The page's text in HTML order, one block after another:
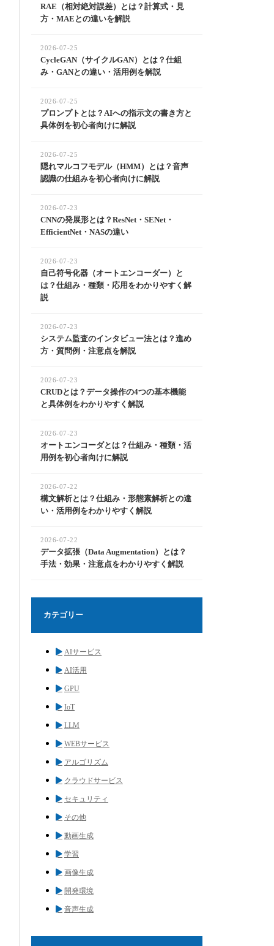
RAE（相対絶対誤差）とは？計算式・見
方・MAEとの違いを解説
CycleGAN（サイクルGAN）とは？仕組
み・GANとの違い・活用例を解説
2026-07-25
プロンプトとは？AIへの指示文の書き方と
具体例を初心者向けに解説
2026-07-25
隠れマルコフモデル（HMM）とは？音声
認識の仕組みを初心者向けに解説
2026-07-25
CNNの発展形とは？ResNet・SENet・
EfficientNet・NASの違い
2026-07-23
自己符号化器（オートエンコーダー）と
は？仕組み・種類・応用をわかりやすく解
説
2026-07-23
システム監査のインタビュー法とは？進め
方・質問例・注意点を解説
2026-07-23
CRUDとは？データ操作の4つの基本機能
と具体例をわかりやすく解説
2026-07-23
オートエンコーダとは？仕組み・種類・活
用例を初心者向けに解説
2026-07-23
構文解析とは？仕組み・形態素解析との違
い・活用例をわかりやすく解説
2026-07-22
データ拡張（Data Augmentation）とは？
手法・効果・注意点をわかりやすく解説
2026-07-22
カテゴリー
AIサービス
AI活用
GPU
IoT
LLM
WEBサービス
アルゴリズム
クラウドサービス
セキュリティ
その他
動画生成
学習
画像生成
開発環境
音声生成